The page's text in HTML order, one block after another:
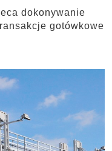
dokonywanie
gotówkowe